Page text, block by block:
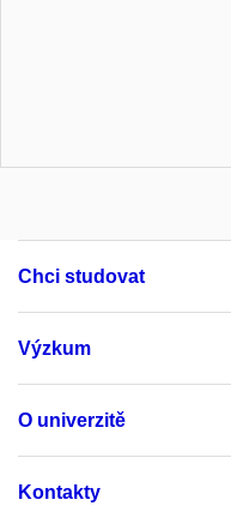
Chci studovat
Výzkum
O univerzitě
Kontakty